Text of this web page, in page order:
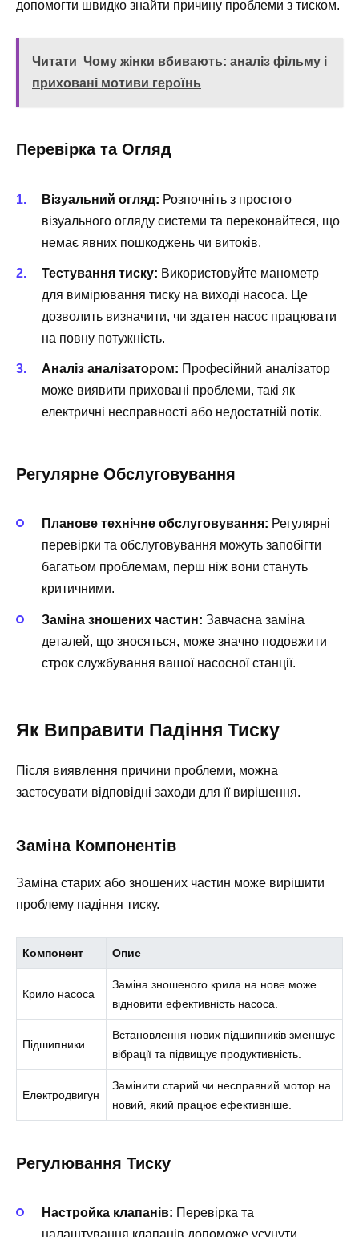
допомогти швидко знайти причину проблеми з тиском.
Читати Чому жінки вбивають: аналіз фільму і
приховані мотиви героїнь
Перевірка та Огляд
Візуальний огляд: Розпочніть з простого
візуального огляду системи та переконайтеся, що
немає явних пошкоджень чи витоків.
Тестування тиску: Використовуйте манометр
для вимірювання тиску на виході насоса. Це
дозволить визначити, чи здатен насос працювати
на повну потужність.
Аналіз аналізатором: Професійний аналізатор
може виявити приховані проблеми, такі як
електричні несправності або недостатній потік.
Регулярне Обслуговування
Планове технічне обслуговування: Регулярні
перевірки та обслуговування можуть запобігти
багатьом проблемам, перш ніж вони стануть
критичними.
Заміна зношених частин: Завчасна заміна
деталей, що зносяться, може значно подовжити
строк службування вашої насосної станції.
Як Виправити Падіння Тиску
Після виявлення причини проблеми, можна
застосувати відповідні заходи для її вирішення.
Заміна Компонентів
Заміна старих або зношених частин може вирішити
проблему падіння тиску.
Компонент Опис
Крило насоса
Заміна зношеного крила на нове може
відновити ефективність насоса.
Підшипники
Встановлення нових підшипників зменшує
вібрації та підвищує продуктивність.
Електродвигун
Замінити старий чи несправний мотор на
новий, який працює ефективніше.
Регулювання Тиску
Настройка клапанів: Перевірка та
налаштування клапанів допоможе усунути